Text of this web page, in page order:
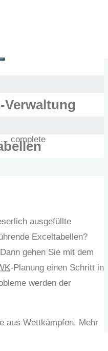
complete
Verwaltung
ausgefüllte
Exceltabellen?
gehen Sie mit dem
-Planung einen Schritt in
werden der
aus Wettkämpfen. Mehr